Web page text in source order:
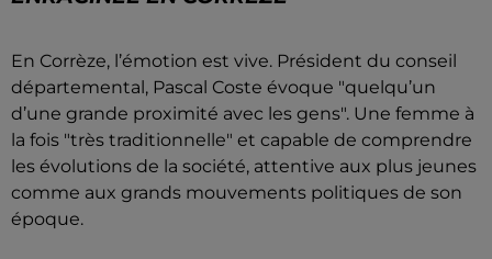
En Corrèze, l’émotion est vive. Président du conseil
départemental, Pascal Coste évoque "quelqu’un
d’une grande proximité avec les gens". Une femme à
la fois "très traditionnelle" et capable de comprendre
les évolutions de la société, attentive aux plus jeunes
comme aux grands mouvements politiques de son
époque.